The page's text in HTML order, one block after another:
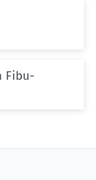
Fibu-